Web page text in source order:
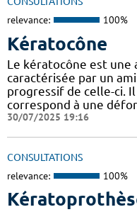
relevance: 100%
Kératocône
Le kératocône est
caractérisée par un
progressif de celle-ci.
correspond à une
30/07/2025 19:16
CONSULTATIONS
relevance: 100%